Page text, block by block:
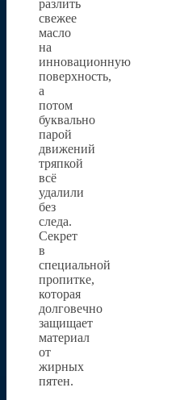
разлить
свежее
масло
на
инновационную
поверхность,
а
потом
буквально
парой
движений
тряпкой
всё
удалили
без
следа.
Секрет
в
специальной
пропитке,
которая
долговечно
защищает
материал
от
жирных
пятен.